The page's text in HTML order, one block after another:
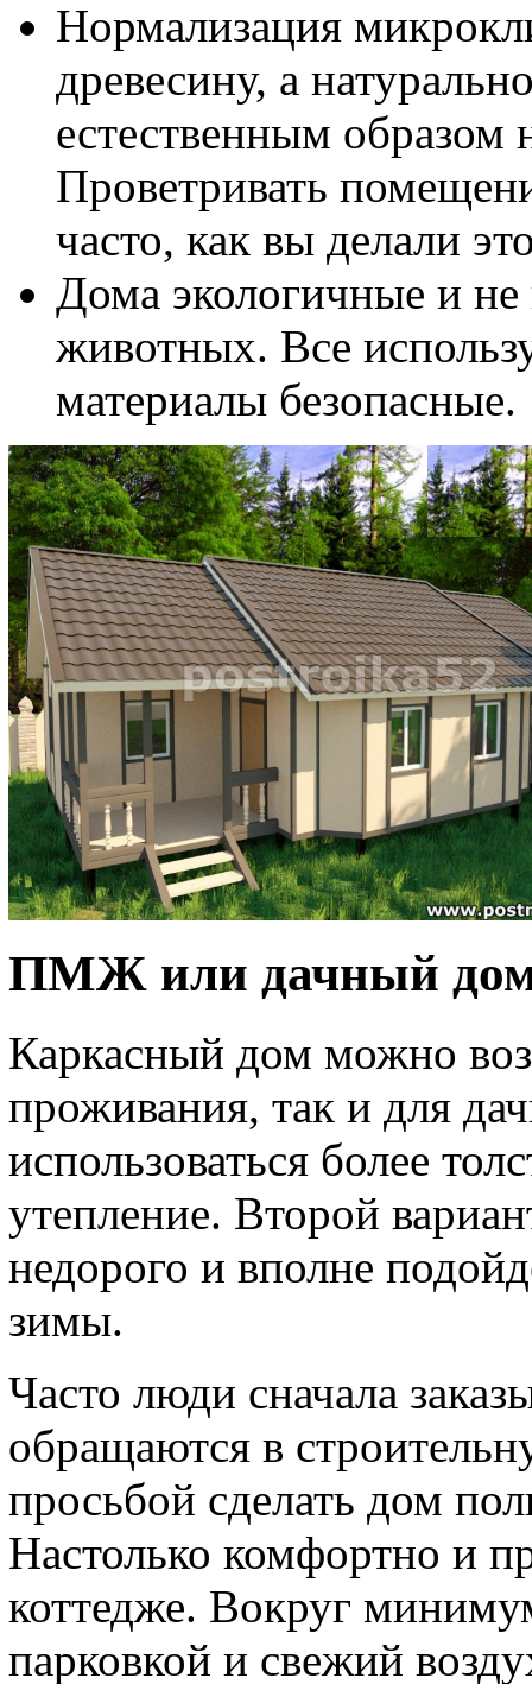
Нормализация
древесину, а
естественным
Проветривать
часто, как вы делали
Дома экологичные и
животных. Все
материалы безопасные.
ПМЖ или дачный
Каркасный дом можно
проживания, так и для
использоваться более
утепление. Второй
недорого и вполне
зимы.
Часто люди сначала
обращаются в
просьбой сделать дом
Настолько комфортно и
коттедже. Вокруг
парковкой и свежий